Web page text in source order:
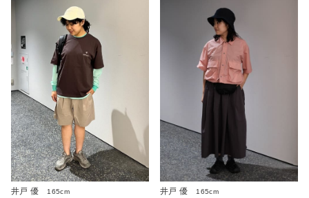
井戸 優
165cm
井戸 優
165cm